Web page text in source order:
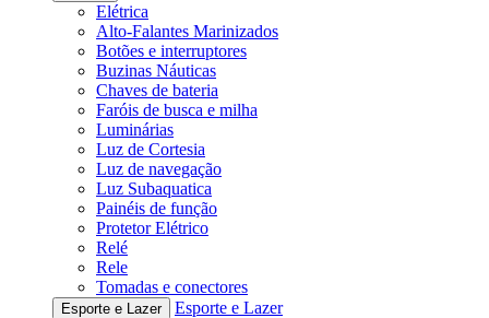
Elétrica
Alto-Falantes Marinizados
Botões e interruptores
Buzinas Náuticas
Chaves de bateria
Faróis de busca e milha
Luminárias
Luz de Cortesia
Luz de navegação
Luz Subaquatica
Painéis de função
Protetor Elétrico
Relé
Rele
Tomadas e conectores
Esporte e Lazer
Esporte e Lazer